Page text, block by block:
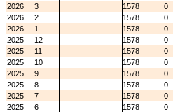
2026
3 1578
0
2026
2 1578
0
2026
1 1578
0
2025
12 1578
0
2025
11 1578
0
2025
10 1578
0
2025
9 1578
0
2025
8 1578
0
2025
7 1578
0
2025
6 1578
0